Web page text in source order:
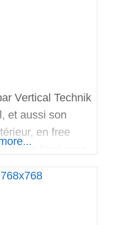
Vertical Technik
et aussi son
en free
béton lissé pour
pour le
2025 la